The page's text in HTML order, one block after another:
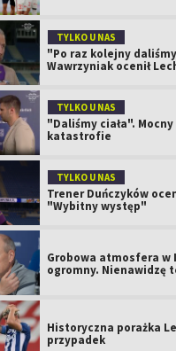
TYLKO U NAS
"Po raz kolejny
Wawrzyniak ocenił
TYLKO U NAS
"Daliśmy ciała". Mocny
katastrofie
TYLKO U NAS
Trener Duńczyków
"Wybitny występ"
Grobowa atmosfera w
ogromny. Nienawidzę
Historyczna porażka
przypadek